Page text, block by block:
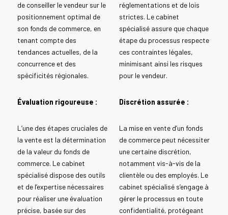
de conseiller le vendeur sur le
positionnement optimal de
son fonds de commerce, en
tenant compte des
tendances actuelles, de la
concurrence et des
spécificités régionales.
Évaluation rigoureuse :
L’une des étapes cruciales de
la vente est la détermination
de la valeur du fonds de
commerce. Le cabinet
spécialisé dispose des outils
et de l’expertise nécessaires
pour réaliser une évaluation
précise, basée sur des
réglementations et de lois
strictes. Le cabinet
spécialisé assure que chaque
étape du processus respecte
ces contraintes légales,
minimisant ainsi les risques
pour le vendeur.
Discrétion assurée :
La mise en vente d’un fonds
de commerce peut nécessiter
une certaine discrétion,
notamment vis-à-vis de la
clientèle ou des employés. Le
cabinet spécialisé s’engage à
gérer le processus en toute
confidentialité, protégeant